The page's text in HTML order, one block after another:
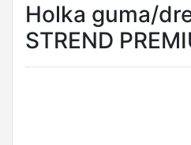
Holka guma/
STREND